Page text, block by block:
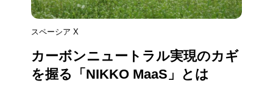
スペーシア X
カーボンニュートラル実現のカギ
を握る「NIKKO MaaS」とは